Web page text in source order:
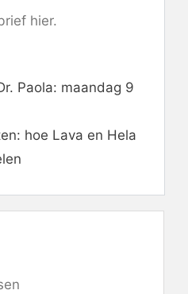
hier.
Paola: maandag 9
hoe Lava en Hela